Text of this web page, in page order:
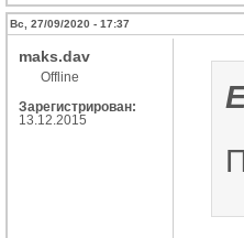
Вс, 27/09/2020 - 17:37
maks.dav
Offline
Зарегистрирован:
13.12.2015